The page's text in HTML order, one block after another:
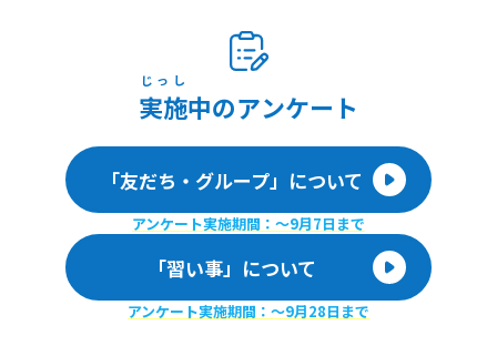
実施
じっし
中のアンケート
「友だち・グループ」について
アンケート実施期間：〜9月7日まで
「習い事」について
アンケート実施期間：〜9月28日まで